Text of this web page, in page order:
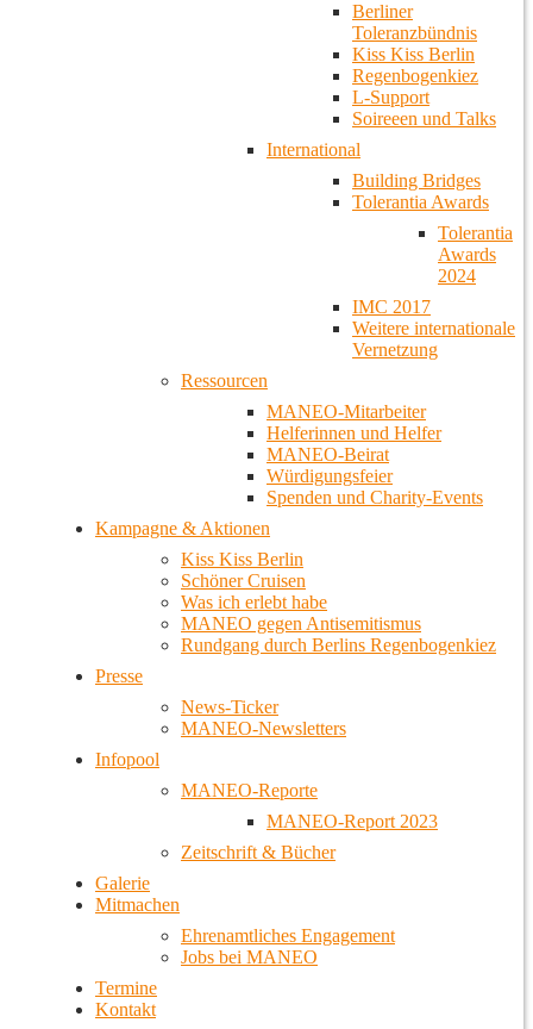
Berliner
Toleranzbündnis
Kiss Kiss Berlin
Regenbogenkiez
L-Support
Soireeen und Talks
International
Building Bridges
Tolerantia Awards
Tolerantia
Awards
2024
IMC 2017
Weitere internationale
Vernetzung
Ressourcen
MANEO-Mitarbeiter
Helferinnen und Helfer
MANEO-Beirat
Würdigungsfeier
Spenden und Charity-Events
Kampagne & Aktionen
Kiss Kiss Berlin
Schöner Cruisen
Was ich erlebt habe
MANEO gegen Antisemitismus
Rundgang durch Berlins Regenbogenkiez
Presse
News-Ticker
MANEO-Newsletters
Infopool
MANEO-Reporte
MANEO-Report 2023
Zeitschrift & Bücher
Galerie
Mitmachen
Ehrenamtliches Engagement
Jobs bei MANEO
Termine
Kontakt